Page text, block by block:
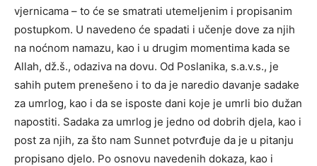
vjernicama – to će se smatrati utemeljenim i propisanim
postupkom. U navedeno će spadati i učenje dove za njih
na noćnom namazu, kao i u drugim momentima kada se
Allah, dž.š., odaziva na dovu. Od Poslanika, s.a.v.s., je
sahih putem prenešeno i to da je naredio davanje sadake
za umrlog, kao i da se isposte dani koje je umrli bio dužan
napostiti. Sadaka za umrlog je jedno od dobrih djela, kao i
post za njih, za što nam Sunnet potvrđuje da je u pitanju
propisano djelo. Po osnovu navedenih dokaza, kao i